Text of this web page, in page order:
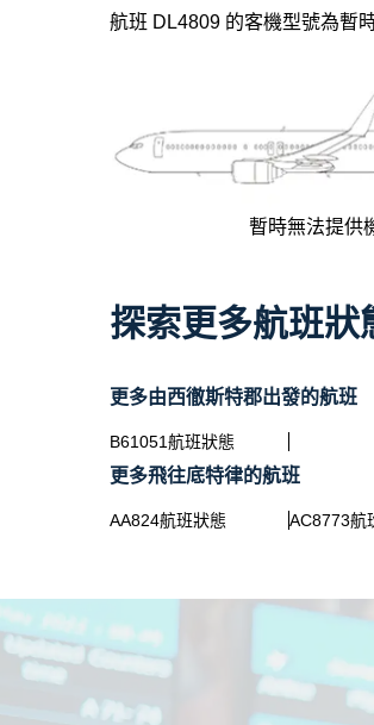
航班 DL4809 的客機型號為暫
暫時無法提供
探索更多航班狀
更多由西徹斯特郡出發的航班
B61051航班狀態
更多飛往底特律的航班
AA824航班狀態 AC8773航